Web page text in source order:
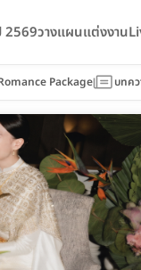
2569วางแผนแต่งงาน
Package บทค